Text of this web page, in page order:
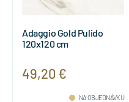
Adaggio Gold Pulido
120x120 cm
49,20 €
NA OBJEDNÁVKU